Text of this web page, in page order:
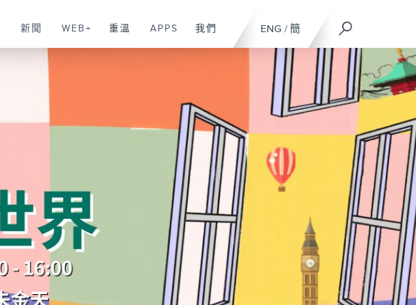
ENG / 簡
新聞 WEB+ 重溫 APPS 我們